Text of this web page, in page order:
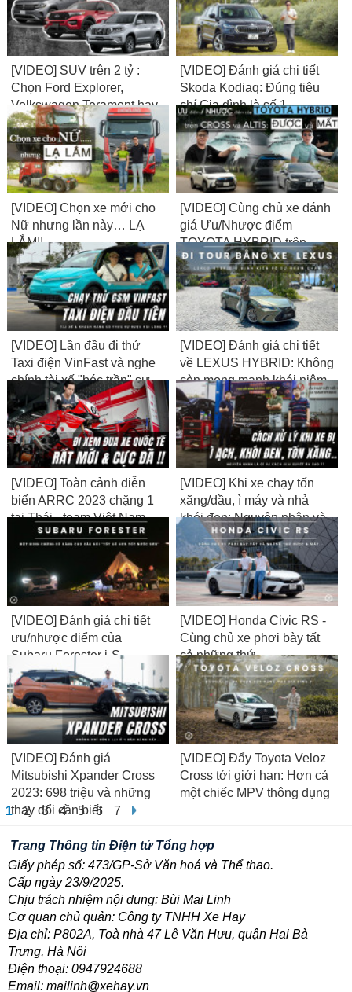
[VIDEO] SUV trên 2 tỷ :
Chọn Ford Explorer,
Volkswagen Teramont hay
Toyota Land Cruiser
Prado?
[VIDEO] Đánh giá chi tiết
Skoda Kodiaq: Đúng tiêu
chí Gia đình là số 1
[VIDEO] Chọn xe mới cho
Nữ nhưng lần này… LẠ
LẮM!!
[VIDEO] Cùng chủ xe đánh
giá Ưu/Nhược điểm
TOYOTA HYBRID trên
CROSS và ALTIS: Được
và Mất?
[VIDEO] Lần đầu đi thử
Taxi điện VinFast và nghe
chính tài xế "bóc trần" sự
thật về thu nhập...
[VIDEO] Đánh giá chi tiết
về LEXUS HYBRID: Không
còn mong manh khái niệm
NHÀM & VUI...
[VIDEO] Toàn cảnh diễn
biến ARRC 2023 chặng 1
tại Thái - team Việt Nam
bất ngờ lọt Top
[VIDEO] Khi xe chạy tốn
xăng/dầu, ì máy và nhả
khói đen: Nguyên nhân và
cách giải quyết là gì?
[VIDEO] Đánh giá chi tiết
ưu/nhược điểm của
Subaru Forester i-S
Eyesight 2023
[VIDEO] Honda Civic RS -
Cùng chủ xe phơi bày tất
cả những thứ
ĐƯỢC/MẤT...
[VIDEO] Đánh giá
Mitsubishi Xpander Cross
2023: 698 triệu và những
thay đổi cần biết
[VIDEO] Đẩy Toyota Veloz
Cross tới giới hạn: Hơn cả
một chiếc MPV thông dụng
1
2 3 4 5 6 7
Trang Thông tin Điện tử Tổng hợp
Giấy phép số: 473/GP-Sở Văn hoá và Thể thao.
Cấp ngày 23/9/2025.
Chịu trách nhiệm nội dung: Bùi Mai Linh
Cơ quan chủ quản: Công ty TNHH Xe Hay
Địa chỉ: P802A, Toà nhà 47 Lê Văn Hưu, quận Hai Bà
Trưng, Hà Nội
Điện thoại: 0947924688
Email: mailinh@xehay.vn